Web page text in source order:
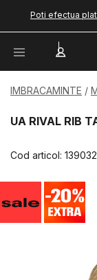
Poti efectua
IMBRACAMINTE
UA RIVAL RIB
Cod articol: